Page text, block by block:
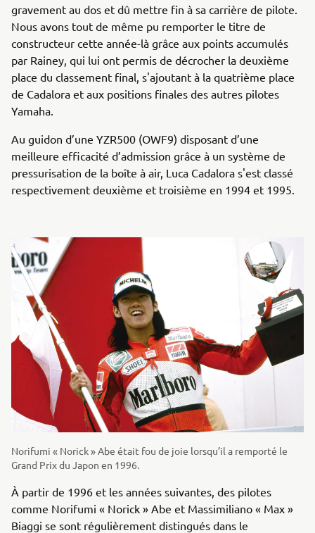
gravement au dos et dû mettre fin à sa carrière de pilote.
Nous avons tout de même pu remporter le titre de
constructeur cette année-là grâce aux points accumulés
par Rainey, qui lui ont permis de décrocher la deuxième
place du classement final, s'ajoutant à la quatrième place
de Cadalora et aux positions finales des autres pilotes
Yamaha.
Au guidon d’une YZR500 (OWF9) disposant d’une
meilleure efficacité d’admission grâce à un système de
pressurisation de la boîte à air, Luca Cadalora s'est classé
respectivement deuxième et troisième en 1994 et 1995.
Norifumi « Norick » Abe était fou de joie lorsqu’il a remporté le
Grand Prix du Japon en 1996.
À partir de 1996 et les années suivantes, des pilotes
comme Norifumi « Norick » Abe et Massimiliano « Max »
Biaggi se sont régulièrement distingués dans le